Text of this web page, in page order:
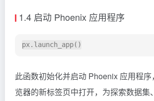
1.4 启动 Phoenix 应用程序
此函数初始化并启动 Phoenix 应用程
览器的新标签页中打开，为探索数据集